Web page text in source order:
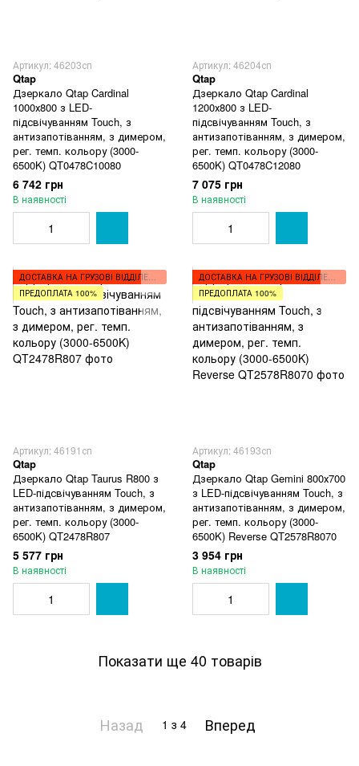
Артикул: 46203сп
Qtap
Дзеркало Qtap Cardinal
1000х800 з LED-
підсвічуванням Touch, з
антизапотіванням, з димером,
рег. темп. кольору (3000-
6500K) QT0478C10080
6 742 грн
В наявності
Артикул: 46204сп
Qtap
Дзеркало Qtap Cardinal
1200х800 з LED-
підсвічуванням Touch, з
антизапотіванням, з димером,
рег. темп. кольору (3000-
6500K) QT0478C12080
7 075 грн
В наявності
ДОСТАВКА НА ГРУЗОВІ ВІДДІЛЕННЯ
ПРЕДОПЛАТА 100%
Артикул: 46191сп
Qtap
Дзеркало Qtap Taurus R800 з
LED-підсвічуванням Touch, з
антизапотіванням, з димером,
рег. темп. кольору (3000-
6500K) QT2478R807
5 577 грн
В наявності
ДОСТАВКА НА ГРУЗОВІ ВІДДІЛЕННЯ
ПРЕДОПЛАТА 100%
Артикул: 46193сп
Qtap
Дзеркало Qtap Gemini 800х700
з LED-підсвічуванням Touch, з
антизапотіванням, з димером,
рег. темп. кольору (3000-
6500K) Reverse QT2578R8070
3 954 грн
В наявності
Показати ще 40 товарів
Назад 1 з 4 Вперед